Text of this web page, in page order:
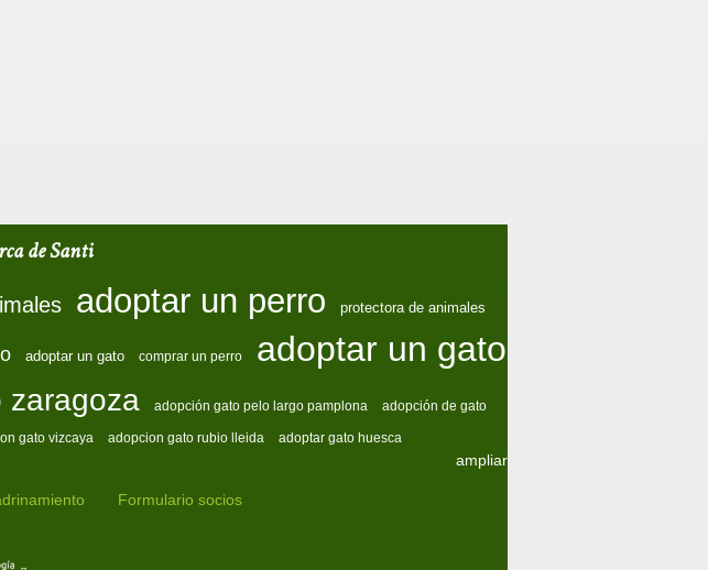
de Santi
adoptar un perro protectora de animales
adoptar un gato comprar un perro
adoptar un gato
zaragoza adopción gato pelo largo pamplona adopción de gato
gato vizcaya adopcion gato rubio lleida adoptar gato huesca
ampliar
Formulario socios